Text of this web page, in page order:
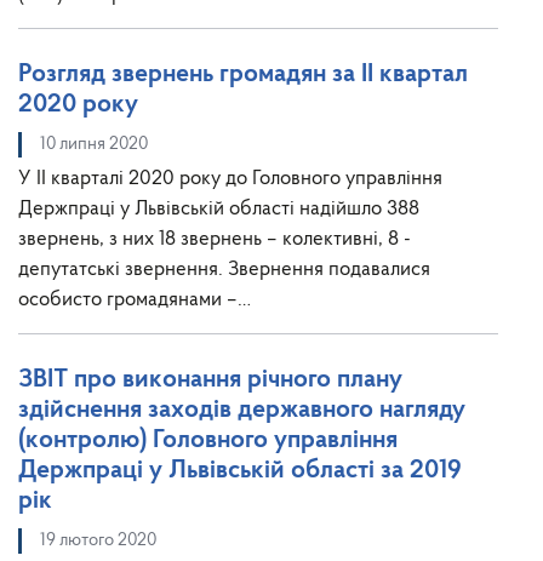
Розгляд звернень громадян за ІІ квартал
2020 року
10 липня 2020
У ІІ кварталі 2020 року до Головного управління
Держпраці у Львівській області надійшло 388
звернень, з них 18 звернень – колективні, 8 -
депутатські звернення. Звернення подавалися
особисто громадянами –…
ЗВІТ про виконання річного плану
здійснення заходів державного нагляду
(контролю) Головного управління
Держпраці у Львівській області за 2019
рік
19 лютого 2020